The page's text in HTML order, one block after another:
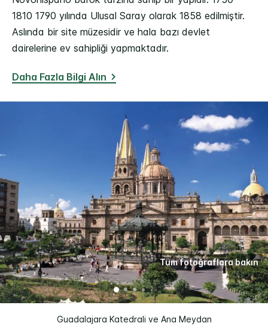
1810 1790 yılında Ulusal Saray olarak 1858 edilmiştir.
Aslında bir site müzesidir ve hala bazı devlet
dairelerine ev sahipliği yapmaktadır.
Daha Fazla Bilgi Alın
Guadalajara Katedrali ve Ana Meydan
Tüm fotoğraflara bakın